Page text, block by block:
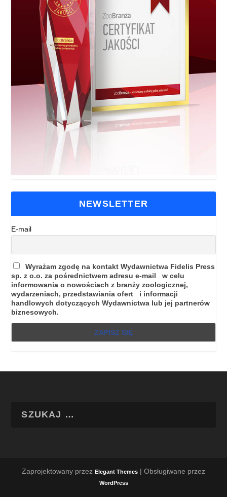
NEWSLETTER
E-mail
Wyrażam zgodę na kontakt Wydawnictwa Fidelis Press
sp. z o.o. za pośrednictwem adresu e-mail w celu
informowania o nowościach z branży zoologicznej,
wydarzeniach, przedstawiania ofert i informacji
handlowych dotyczących Wydawnictwa lub jej partnerów
biznesowych.
Zaprojektowany przez Elegant Themes | Obsługiwane przez
WordPress